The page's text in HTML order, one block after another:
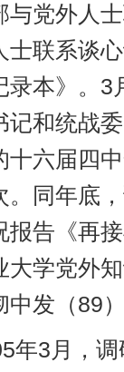
与党外人
士联系谈
录本》。3
记和统战
十六届四
。同年底
报告《再
大学党外
中发（89
年3月，